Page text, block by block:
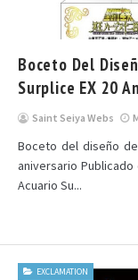
Boceto Del
Surplice EX 20
Saint Seiya Webs
Boceto del diseño
aniversario
Acuario Su...
EXCLAMATION